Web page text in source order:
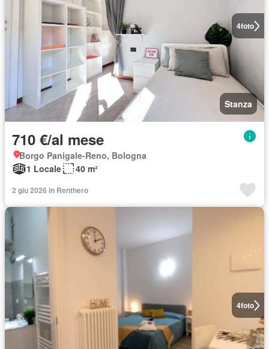
4foto
Stanza
710 €/al mese
Borgo Panigale-Reno, Bologna
1 Locale
40 m²
2 giu 2026 in Renthero
4foto